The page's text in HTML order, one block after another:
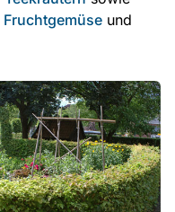
Fruchtgemüse und